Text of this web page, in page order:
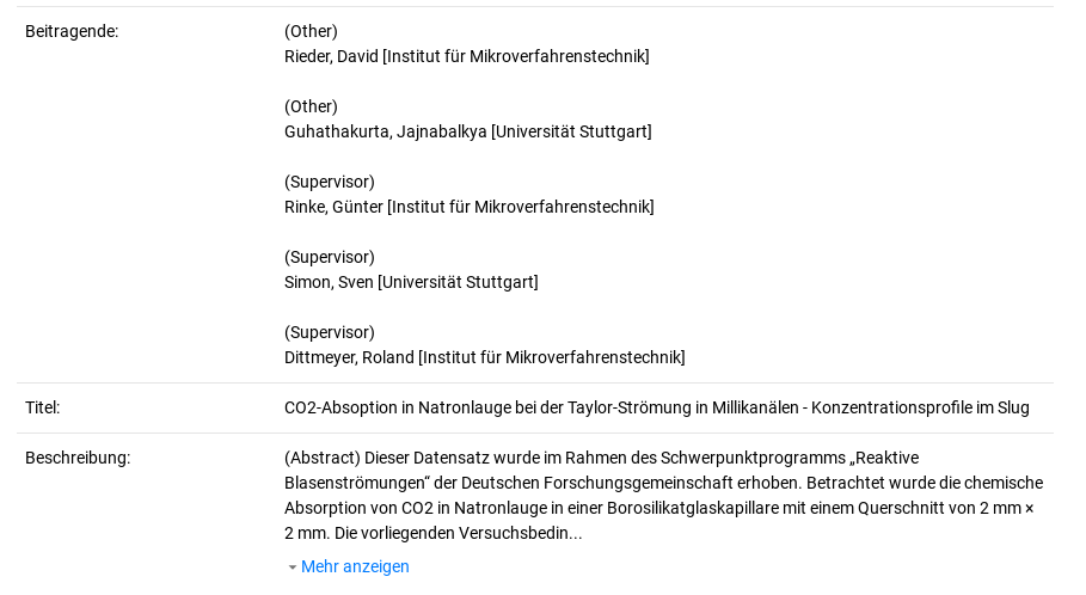
Beitragende:
(Other)
Rieder, David [Institut für Mikroverfahrenstechnik]
(Other)
Guhathakurta, Jajnabalkya [Universität Stuttgart]
(Supervisor)
Rinke, Günter [Institut für Mikroverfahrenstechnik]
(Supervisor)
Simon, Sven [Universität Stuttgart]
(Supervisor)
Dittmeyer, Roland [Institut für Mikroverfahrenstechnik]
Titel: CO2-Absoption in Natronlauge bei der Taylor-Strömung in Millikanälen - Konzentrationsprofile im Slug
Beschreibung: (Abstract) Dieser Datensatz wurde im Rahmen des Schwerpunktprogramms „Reaktive
Blasenströmungen“ der Deutschen Forschungsgemeinschaft erhoben. Betrachtet wurde die chemische
Absorption von CO2 in Natronlauge in einer Borosilikatglaskapillare mit einem Querschnitt von 2 mm ×
2 mm. Die vorliegenden Versuchsbedin...
Mehr anzeigen